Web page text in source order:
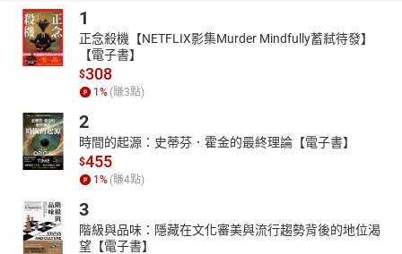
1
正念殺機【NETFLIX影集Murder Mindfully蓄弒待發】
【電子書】
$308
1% (賺3點)
2
時間的起源：史蒂芬．霍金的最終理論【電子書】
$455
1% (賺4點)
3
階級與品味：隱藏在文化審美與流行趨勢背後的地位渴
望【電子書】